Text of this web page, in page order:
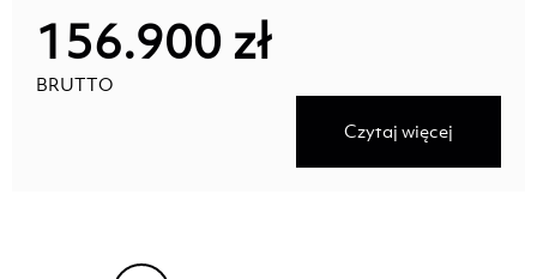
156.900 zł
BRUTTO
Czytaj więcej